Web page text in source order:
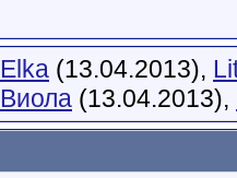
Elka (13.04.2013),
Виола (13.04.2013),